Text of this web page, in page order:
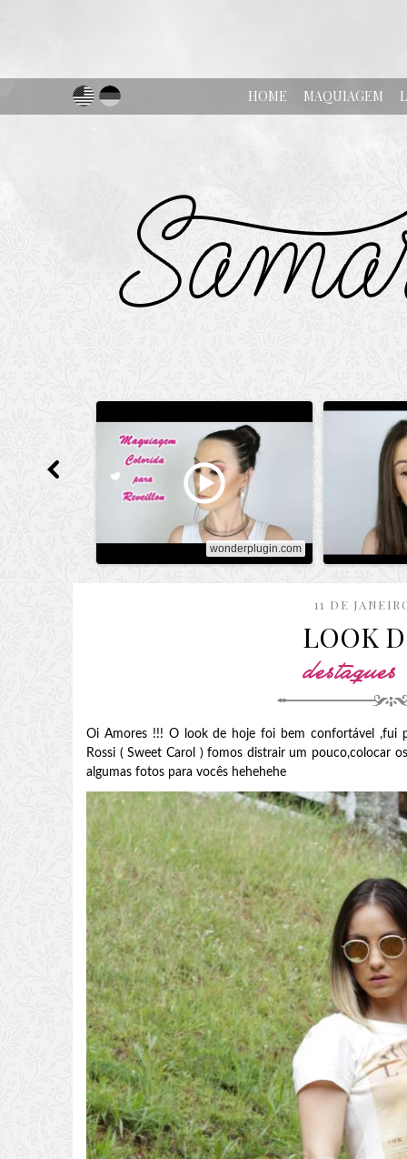
HOME MAQUIAGEM
wonderplugin.com
11 DE
LOOK
destaques
Oi Amores !!! O look de hoje foi bem confortável ,fui
Rossi ( Sweet Carol ) fomos distrair um pouco,colocar
algumas fotos para vocês hehehehe